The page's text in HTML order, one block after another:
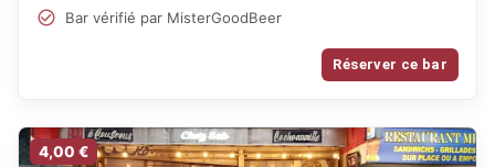
Bar vérifié par MisterGoodBeer
Réserver ce bar
4,00 €